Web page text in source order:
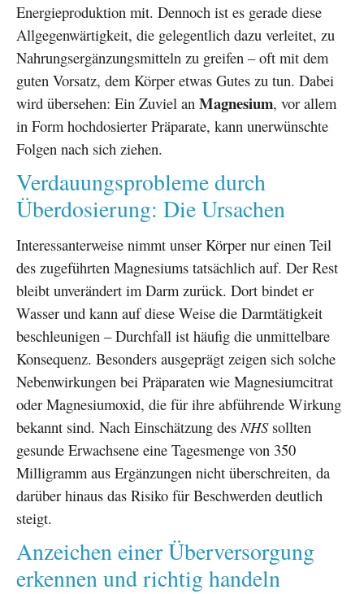
Energieproduktion mit. Dennoch ist es gerade diese
Allgegenwärtigkeit, die gelegentlich dazu verleitet, zu
Nahrungsergänzungsmitteln zu greifen – oft mit dem
guten Vorsatz, dem Körper etwas Gutes zu tun. Dabei
wird übersehen: Ein Zuviel an Magnesium, vor allem
in Form hochdosierter Präparate, kann unerwünschte
Folgen nach sich ziehen.
Verdauungsprobleme durch
Überdosierung: Die Ursachen
Interessanterweise nimmt unser Körper nur einen Teil
des zugeführten Magnesiums tatsächlich auf. Der Rest
bleibt unverändert im Darm zurück. Dort bindet er
Wasser und kann auf diese Weise die Darmtätigkeit
beschleunigen – Durchfall ist häufig die unmittelbare
Konsequenz. Besonders ausgeprägt zeigen sich solche
Nebenwirkungen bei Präparaten wie Magnesiumcitrat
oder Magnesiumoxid, die für ihre abführende Wirkung
bekannt sind. Nach Einschätzung des NHSsollten
gesunde Erwachsene eine Tagesmenge von 350
Milligramm aus Ergänzungen nicht überschreiten, da
darüber hinaus das Risiko für Beschwerden deutlich
steigt.
Anzeichen einer Überversorgung
erkennen und richtig handeln